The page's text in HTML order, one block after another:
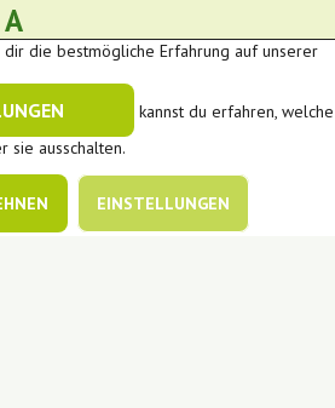
A
|
die bestmögliche Erfahrung auf unserer
kannst du erfahren, welche
sie ausschalten.
EINSTELLUNGEN